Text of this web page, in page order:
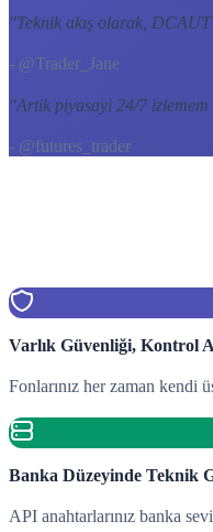
"Teknik akış olarak,
- @Trader_Jane
"Artik piyasayi 24/7
- @futures_trader
Varlık Güvenliği, Kontrol
Fonlarınız her zaman kendi
Banka Düzeyinde Teknik
API anahtarlarınız banka